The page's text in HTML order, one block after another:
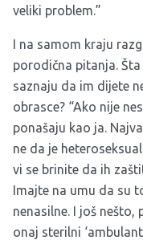
veliki problem.”
I na samom kraju
porodična pitanja.
saznaju da im dijete
obrasce? “Ako nije
ponašaju kao ja.
ne da je
vi se brinite da ih
Imajte na umu da su
nenasilne. I još
onaj sterilni